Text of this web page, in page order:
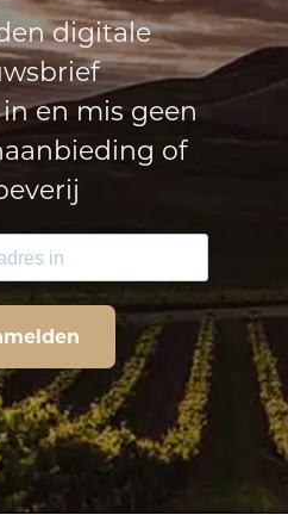
digitale
en mis geen
of